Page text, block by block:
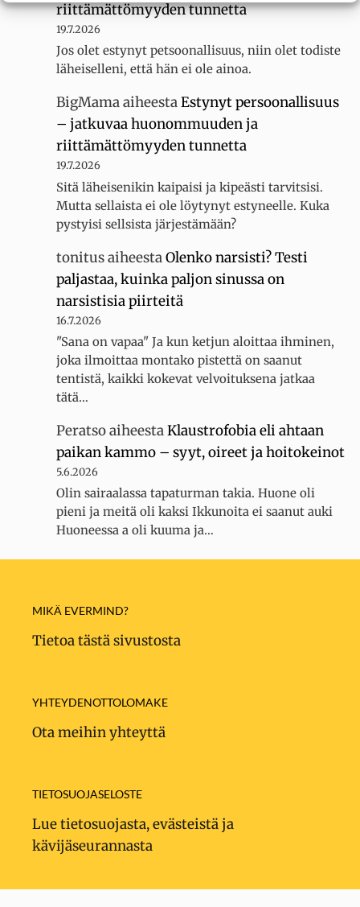
riittämättömyyden tunnetta
19.7.2026
Jos olet estynyt petsoonallisuus, niin olet todiste
läheiselleni, että hän ei ole ainoa.
BigMamaaiheestaEstynyt persoonallisuus
– jatkuvaa huonommuuden ja
riittämättömyyden tunnetta
19.7.2026
Sitä läheisenikin kaipaisi ja kipeästi tarvitsisi.
Mutta sellaista ei ole löytynyt estyneelle. Kuka
pystyisi sellsista järjestämään?
tonitusaiheestaOlenko narsisti? Testi
paljastaa, kuinka paljon sinussa on
narsistisia piirteitä
16.7.2026
"Sana on vapaa" Ja kun ketjun aloittaa ihminen,
joka ilmoittaa montako pistettä on saanut
tentistä, kaikki kokevat velvoituksena jatkaa
tätä…
PeratsoaiheestaKlaustrofobia eli ahtaan
paikan kammo – syyt, oireet ja hoitokeinot
5.6.2026
Olin sairaalassa tapaturman takia. Huone oli
pieni ja meitä oli kaksi Ikkunoita ei saanut auki
Huoneessa a oli kuuma ja…
MIKÄ EVERMIND?
Tietoa tästä sivustosta
YHTEYDENOTTOLOMAKE
Ota meihin yhteyttä
TIETOSUOJASELOSTE
Lue tietosuojasta, evästeistä ja
kävijäseurannasta